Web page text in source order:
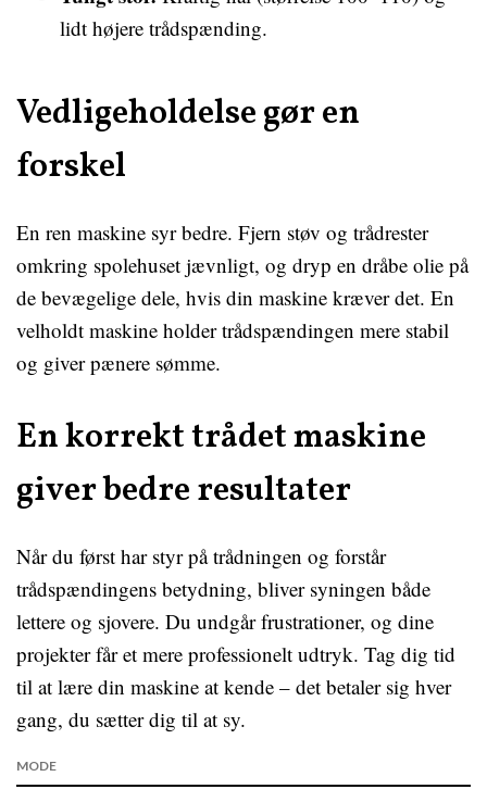
lidt højere trådspænding.
Vedligeholdelse gør en
forskel
En ren maskine syr bedre. Fjern støv og trådrester
omkring spolehuset jævnligt, og dryp en dråbe olie på
de bevægelige dele, hvis din maskine kræver det. En
velholdt maskine holder trådspændingen mere stabil
og giver pænere sømme.
En korrekt trådet maskine
giver bedre resultater
Når du først har styr på trådningen og forstår
trådspændingens betydning, bliver syningen både
lettere og sjovere. Du undgår frustrationer, og dine
projekter får et mere professionelt udtryk. Tag dig tid
til at lære din maskine at kende – det betaler sig hver
gang, du sætter dig til at sy.
MODE